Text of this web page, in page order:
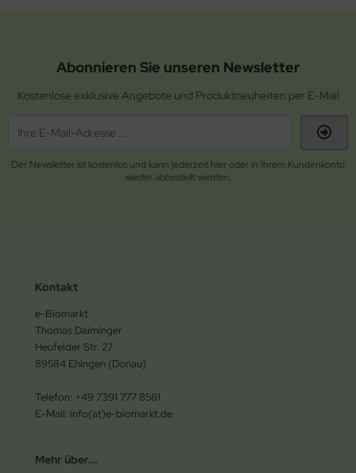
Abonnieren Sie unseren Newsletter
Kostenlose exklusive Angebote und Produktneuheiten per E-Mail
Der Newsletter ist kostenlos und kann jederzeit hier oder in Ihrem Kundenkonto
wieder abbestellt werden.
Kontakt
e-Biomarkt
Thomas Daiminger
Heufelder Str. 27
89584 Ehingen (Donau)
Telefon: +49 7391 777 8581
E-Mail: info(at)e-biomarkt.de
Mehr über...